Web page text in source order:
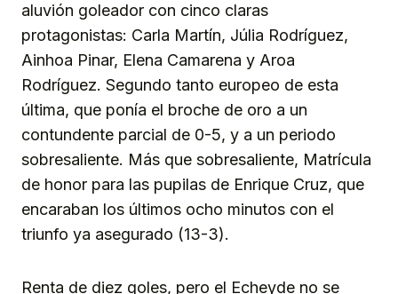
aluvión goleador con cinco claras
protagonistas: Carla Martín, Júlia Rodríguez,
Ainhoa Pinar, Elena Camarena y Aroa
Rodríguez. Segundo tanto europeo de esta
última, que ponía el broche de oro a un
contundente parcial de 0-5, y a un periodo
sobresaliente. Más que sobresaliente, Matrícula
de honor para las pupilas de Enrique Cruz, que
encaraban los últimos ocho minutos con el
triunfo ya asegurado (13-3).
Renta de diez goles, pero el Echeyde no se